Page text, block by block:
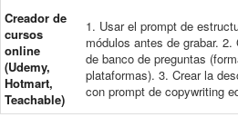
Creador de
cursos
online
(Udemy,
Hotmart,
Teachable)
1. Usar el prompt de
módulos antes de grabar.
de banco de preguntas
plataformas). 3. Crear la
con prompt de copywriting